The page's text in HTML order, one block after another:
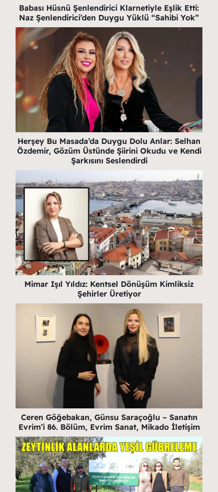
Babası Hüsnü Şenlendirici Klarnetiyle Eşlik Etti:
Naz Şenlendirici’den Duygu Yüklü “Sahibi Yok”
Herşey Bu Masada’da Duygu Dolu Anlar: Selhan
Özdemir, Gözüm Üstünde Şiirini Okudu ve Kendi
Şarkısını Seslendirdi
Mimar Işıl Yıldız: Kentsel Dönüşüm Kimliksiz
Şehirler Üretiyor
Ceren Göğebakan, Günsu Saraçoğlu – Sanatın
Evrim’i 86. Bölüm, Evrim Sanat, Mikado İletişim